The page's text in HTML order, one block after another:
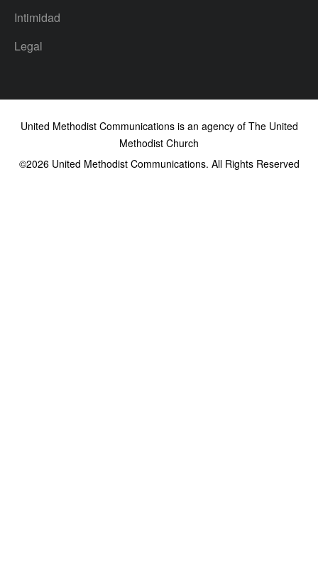
Intimidad
Legal
United Methodist Communications is an agency of The United
Methodist Church
©2026United Methodist Communications. All Rights Reserved